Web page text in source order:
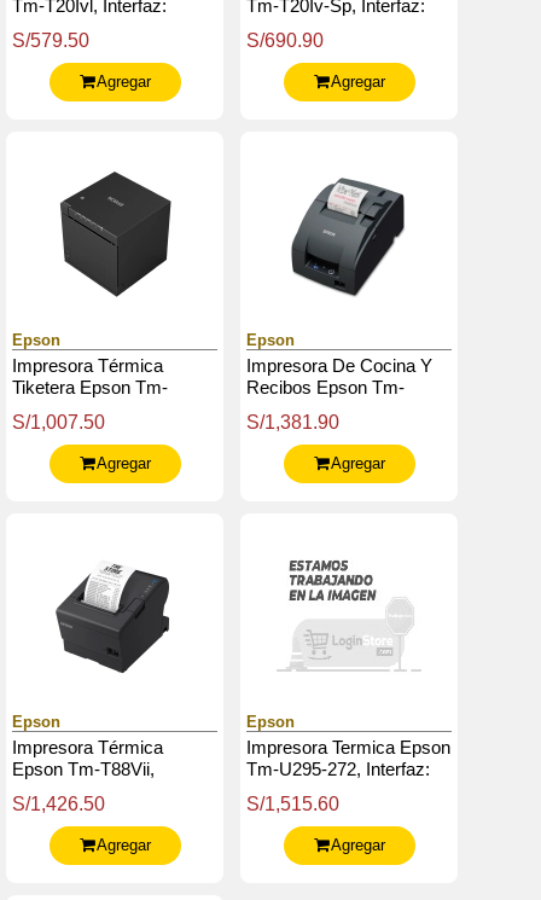
Tm-T20Ivl, Interfaz:
S/579.50
Agregar
Tm-T20Iv-Sp, Interfaz:
232C)
S/690.90
Agregar
Epson
Impresora Térmica
Tiketera Epson Tm-
Wifi Bluetooth)
S/1,007.50
Agregar
Epson
Impresora De Cocina Y
Recibos Epson Tm-
Para Caja De Dinero
(Cash Drawer)
S/1,381.90
Agregar
Epson
Impresora Térmica
Epson Tm-T88Vii,
Ethernet Integradoserial
S/1,426.50
Agregar
Epson
Impresora Termica Epson
Tm-U295-272, Interfaz:
S/1,515.60
Agregar